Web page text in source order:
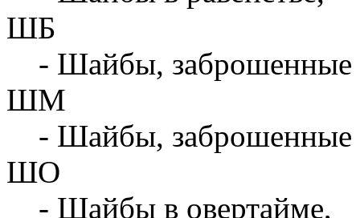
ШБ
- Шайбы, заброшенные
ШМ
- Шайбы, заброшенные
ШО
- Шайбы в овертайме,